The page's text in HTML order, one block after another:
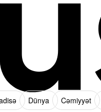
Dünya Cəmiyyət